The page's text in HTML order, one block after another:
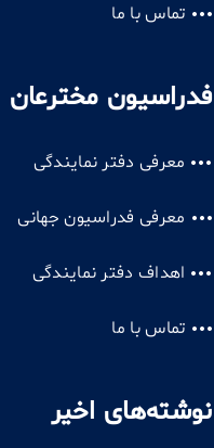
تماس با ما
فدراسیون مخترعان
معرفی دفتر نمایندگی
معرفی فدراسیون جهانی
اهداف دفتر نمایندگی
تماس با ما
نوشته‌های اخیر